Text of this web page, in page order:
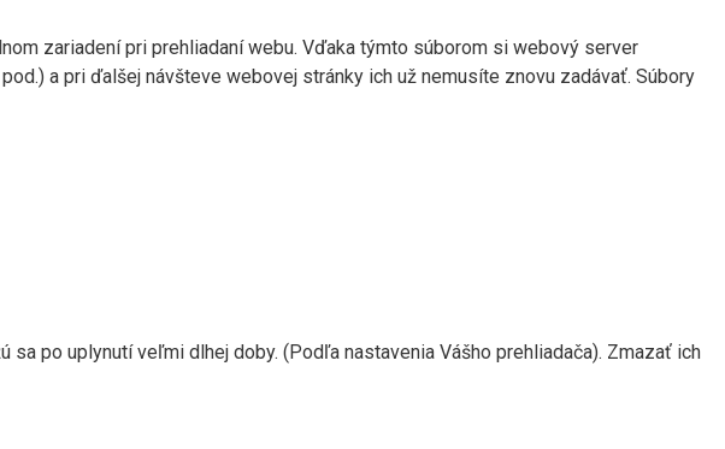
zariadení pri prehliadaní webu. Vďaka týmto súborom si webový server
a pri ďalšej návšteve webovej stránky ich už nemusíte znovu zadávať. Súbory
po uplynutí veľmi dlhej doby. (Podľa nastavenia Vášho prehliadača). Zmazať ich